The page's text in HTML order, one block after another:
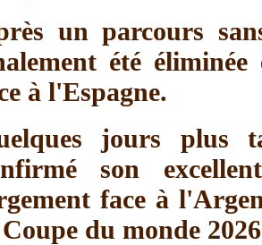
un parcours
été
à l'Espagne.
jours plus
son
face à
du monde